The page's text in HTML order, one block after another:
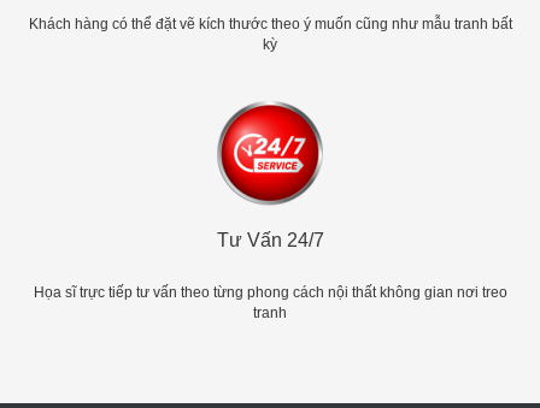
Khách hàng có thể đặt vẽ kích thước theo ý muốn cũng như mẫu tranh bất
kỳ
Tư Vấn 24/7
Họa sĩ trực tiếp tư vấn theo từng phong cách nội thất không gian nơi treo
tranh